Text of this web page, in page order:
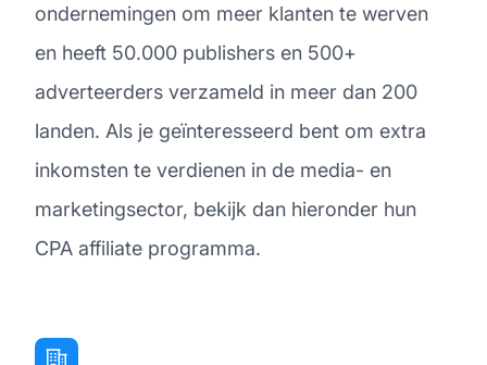
ondernemingen om meer klanten te werven
en heeft 50.000 publishers en 500+
adverteerders verzameld in meer dan 200
landen. Als je geïnteresseerd bent om extra
inkomsten te verdienen in de media- en
marketingsector, bekijk dan hieronder hun
CPA affiliate programma.